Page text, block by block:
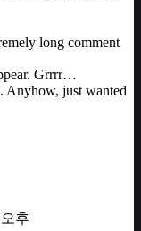
long comment
Grrrr…
Anyhow, just wanted
후